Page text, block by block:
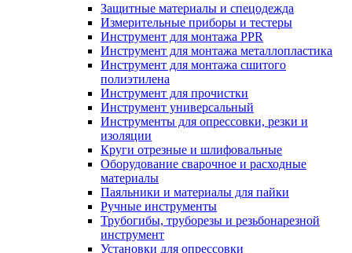
Защитные материалы и спецодежда
Измерительные приборы и тестеры
Инструмент для монтажа PPR
Инструмент для монтажа металлопластика
Инструмент для монтажа сшитого
полиэтилена
Инструмент для прочистки
Инструмент универсальный
Инструменты для опрессовки, резки и
изоляции
Круги отрезные и шлифовальные
Оборудование сварочное и расходные
материалы
Паяльники и материалы для пайки
Ручные инструменты
Трубогибы, труборезы и резьбонарезной
инструмент
Установки для опрессовки